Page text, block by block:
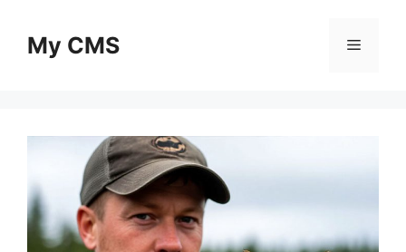
contentMy CMS Menu